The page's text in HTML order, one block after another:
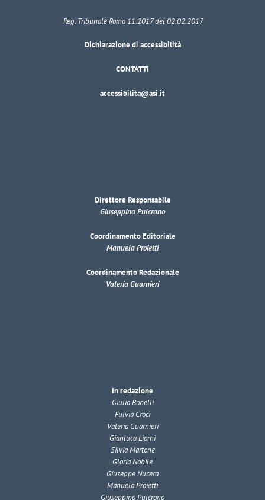
Reg. Tribunale Roma 11.2017 del 02.02.2017
Dichiarazione di accessibilità
CONTATTI
accessibilita@asi.it
Direttore Responsabile
Giuseppina Pulcrano
Coordinamento Editoriale
Manuela Proietti
Coordinamento Redazionale
Valeria Guarnieri
In redazione
Giulia Bonelli
Fulvia Croci
Valeria Guarnieri
Gianluca Liorni
Silvia Martone
Gloria Nobile
Giuseppe Nucera
Manuela Proietti
Giuseppina Pulcrano